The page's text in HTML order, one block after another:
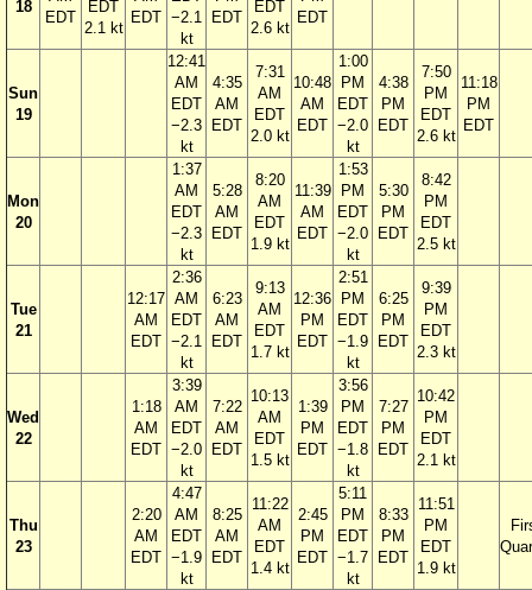
18
EDT
EDT
2.1 kt
EDT −2.1
kt
EDT
EDT
2.6 kt
EDT
Sun
19
12:41
AM
EDT
−2.3
kt
4:35
AM
EDT
7:31
AM
EDT
2.0 kt
10:48
AM
EDT
1:00
PM
EDT
−2.0
kt
4:38
PM
EDT
7:50
PM
EDT
2.6 kt
11:18
PM
EDT
Mon
20
1:37
AM
EDT
−2.3
kt
5:28
AM
EDT
8:20
AM
EDT
1.9 kt
11:39
AM
EDT
1:53
PM
EDT
−2.0
kt
5:30
PM
EDT
8:42
PM
EDT
2.5 kt
Tue
21
12:17
AM
EDT
2:36
AM
EDT
−2.1
kt
6:23
AM
EDT
9:13
AM
EDT
1.7 kt
12:36
PM
EDT
2:51
PM
EDT
−1.9
kt
6:25
PM
EDT
9:39
PM
EDT
2.3 kt
Wed
22
1:18
AM
EDT
3:39
AM
EDT
−2.0
kt
7:22
AM
EDT
10:13
AM
EDT
1.5 kt
1:39
PM
EDT
3:56
PM
EDT
−1.8
kt
7:27
PM
EDT
10:42
PM
EDT
2.1 kt
Thu
23
2:20
AM
EDT
4:47
AM
EDT
−1.9
kt
8:25
AM
EDT
11:22
AM
EDT
1.4 kt
2:45
PM
EDT
5:11
PM
EDT
−1.7
kt
8:33
PM
EDT
11:51
PM
EDT
1.9 kt